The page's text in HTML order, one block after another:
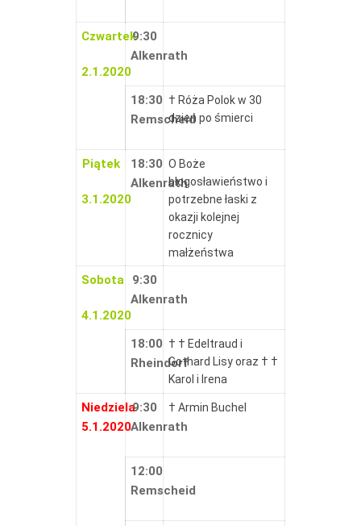
Czwartek
2.1.2020
9:30
Alkenrath
18:30
Remscheid
† Róża Polok w 30
dzień po śmierci
Piątek
3.1.2020
18:30
Alkenrath
O Boże
błogosławieństwo i
potrzebne łaski z
okazji kolejnej
rocznicy
małżeństwa
Sobota
4.1.2020
9:30
Alkenrath
18:00
Rheindorf
† † Edeltraud i
Gothard Lisy oraz † †
Karol i Irena
Niedziela
5.1.2020
9:30
Alkenrath
† Armin Buchel
12:00
Remscheid